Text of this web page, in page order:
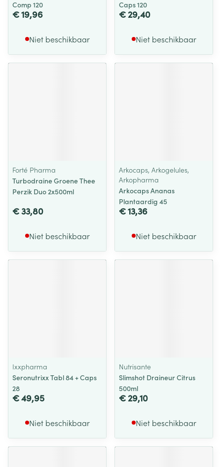
Comp 120
€ 19,96
Niet beschikbaar
Caps 120
€ 29,40
Niet beschikbaar
Forté Pharma
Turbodraine Groene Thee
Perzik Duo 2x500ml
€ 33,80
Niet beschikbaar
Arkocaps, Arkogelules,
Arkopharma
Arkocaps Ananas
Plantaardig 45
€ 13,36
Niet beschikbaar
Ixxpharma
Seronutrixx Tabl 84 + Caps
28
€ 49,95
Niet beschikbaar
Nutrisante
Slimshot Draineur Citrus
500ml
€ 29,10
Niet beschikbaar